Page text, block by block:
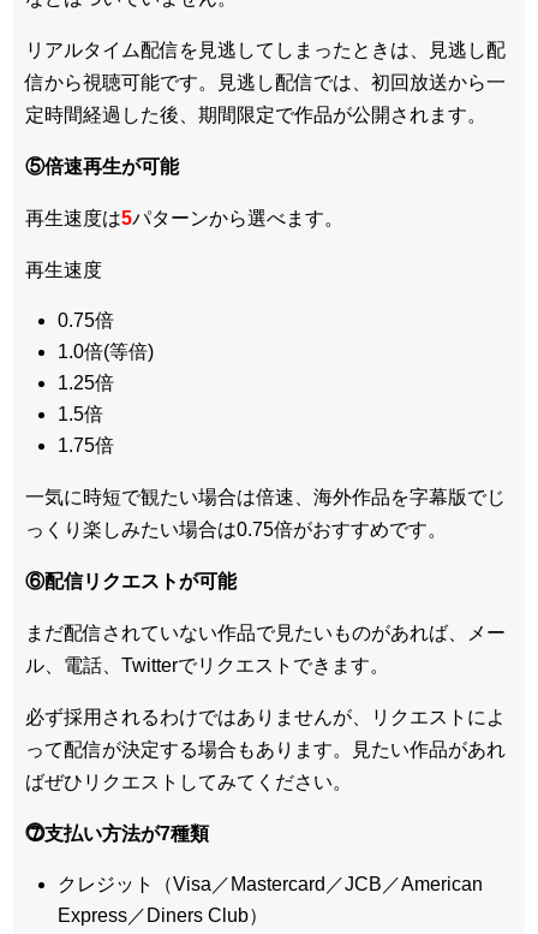
リアルタイム配信を見逃してしまったときは、見逃し配
信から視聴可能です。見逃し配信では、初回放送から一
定時間経過した後、期間限定で作品が公開されます。
⑤倍速再生が可能
再生速度は5パターンから選べます。
再生速度
0.75倍
1.0倍(等倍)
1.25倍
1.5倍
1.75倍
一気に時短で観たい場合は倍速、海外作品を字幕版でじ
っくり楽しみたい場合は0.75倍がおすすめです。
⑥配信リクエストが可能
まだ配信されていない作品で見たいものがあれば、
メー
ル、電話、Twitterでリクエスト できます。
必ず採用されるわけではありませんが、リクエストによ
って配信が決定する場合もあります。見たい作品があれ
ばぜひリクエストしてみてください。
⓻支払い方法が7種類
クレジット（Visa／Mastercard／JCB／American
Express／Diners Club）